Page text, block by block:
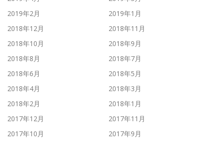
2019年2月
2019年1月
2018年12月
2018年11月
2018年10月
2018年9月
2018年8月
2018年7月
2018年6月
2018年5月
2018年4月
2018年3月
2018年2月
2018年1月
2017年12月
2017年11月
2017年10月
2017年9月